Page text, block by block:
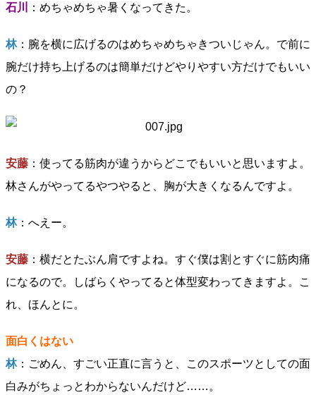
石川 ：めちゃめちゃ暑くなってきた。
林：腕を横に広げるのはめちゃめちゃきついじゃん。で前に
腕だけ持ち上げるのは簡単だけどやりやすい方だけでもいい
の？
安藤 ：使ってる筋肉が違うからどこでもいいと思いますよ。
林さんがやってるやつやると、胸が大きくなるんですよ。
林：へえー。
安藤 ：横だとたぶん肩ですよね。すぐ僕は割とすぐに筋肉痛
になるので。しばらくやってると体型変わってきますよ。こ
れ、ほんとに。
面白くはない
林：ごめん、すごい正直に言うと、このスポーツとしての面
白みがちょっとわからないんだけど……。